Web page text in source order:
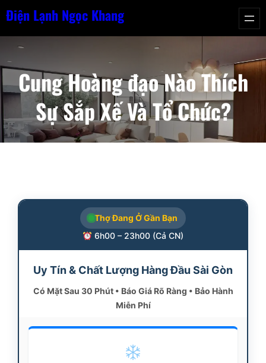
Chuyển
nội
dung
Điện Lạnh Ngọc Khang
Cung Hoàng đạo Nào Thích
Sự Sắp Xế Và Tổ Chức?
Thợ Đang Ở Gần Bạn
6h00 – 23h00 (Cả CN)
Uy Tín & Chất Lượng Hàng Đầu Sài Gòn
Có Mặt Sau 30 Phút • Báo Giá Rõ Ràng • Bảo Hành
Miễn Phí